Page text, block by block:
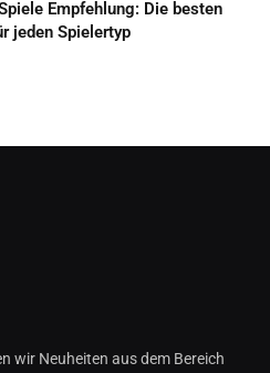
Empfehlung: Die besten
jeden Spielertyp
wir Neuheiten aus dem Bereich